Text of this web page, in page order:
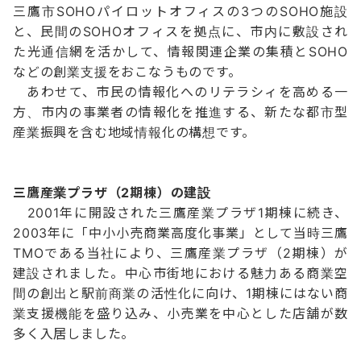
三鷹市SOHOパイロットオフィスの3つのSOHO施設
と、民間のSOHOオフィスを拠点に、市内に敷設され
た光通信網を活かして、情報関連企業の集積とSOHO
などの創業支援をおこなうものです。
あわせて、市民の情報化へのリテラシィを高める一
方、市内の事業者の情報化を推進する、新たな都市型
産業振興を含む地域情報化の構想です。
三鷹産業プラザ（2期棟）の建設
2001年に開設された三鷹産業プラザ1期棟に続き、
2003年に「中小小売商業高度化事業」として当時三鷹
TMOである当社により、三鷹産業プラザ（2期棟）が
建設されました。中心市街地における魅力ある商業空
間の創出と駅前商業の活性化に向け、1期棟にはない商
業支援機能を盛り込み、小売業を中心とした店舗が数
多く入居しました。